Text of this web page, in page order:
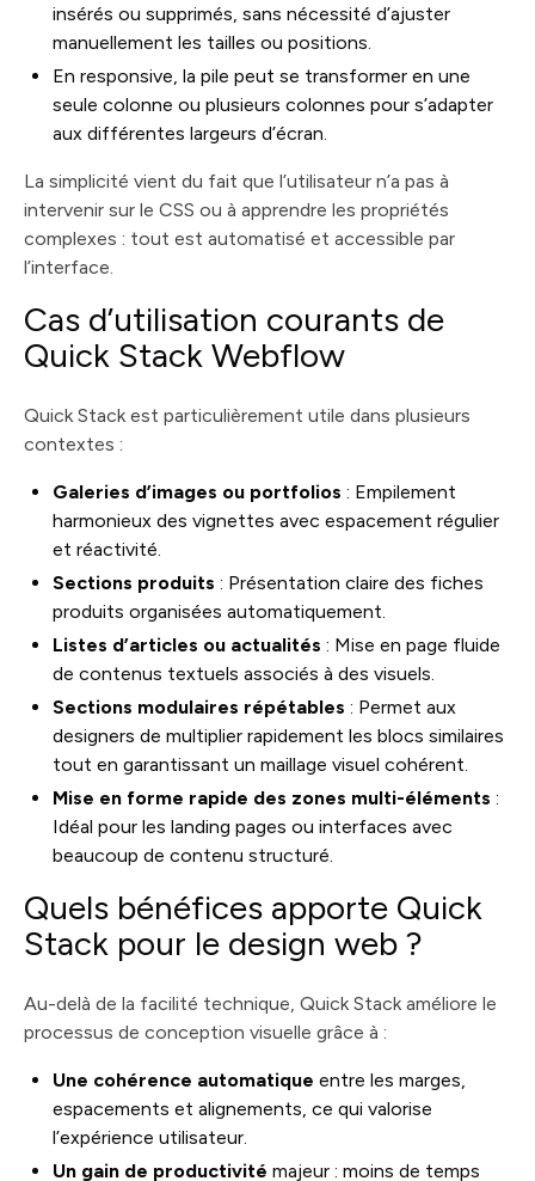
insérés ou supprimés, sans nécessité d’ajuster
manuellement les tailles ou positions.
En responsive, la pile peut se transformer en une
seule colonne ou plusieurs colonnes pour s’adapter
aux différentes largeurs d’écran.
La simplicité vient du fait que l’utilisateur n’a pas à
intervenir sur le CSS ou à apprendre les propriétés
complexes : tout est automatisé et accessible par
l’interface.
Cas d’utilisation courants de
Quick Stack Webflow
Quick Stack est particulièrement utile dans plusieurs
contextes :
Galeries d’images ou portfolios : Empilement
harmonieux des vignettes avec espacement régulier
et réactivité.
Sections produits : Présentation claire des fiches
produits organisées automatiquement.
Listes d’articles ou actualités : Mise en page fluide
de contenus textuels associés à des visuels.
Sections modulaires répétables : Permet aux
designers de multiplier rapidement les blocs similaires
tout en garantissant un maillage visuel cohérent.
Mise en forme rapide des zones multi-éléments :
Idéal pour les landing pages ou interfaces avec
beaucoup de contenu structuré.
Quels bénéfices apporte Quick
Stack pour le design web ?
Au-delà de la facilité technique, Quick Stack améliore le
processus de conception visuelle grâce à :
Une cohérence automatique entre les marges,
espacements et alignements, ce qui valorise
l’expérience utilisateur.
Un gain de productivité majeur : moins de temps